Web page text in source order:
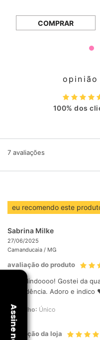
COMPRAR
100% dos
7 avaliações
eu recomendo este
Sabrina Milke
27/06/2025
Camanducaia / MG
avaliação do produto
Achei lindoooo! Gostei da
procedência. Adoro e indico
Tamanho: Único
avaliação da loja